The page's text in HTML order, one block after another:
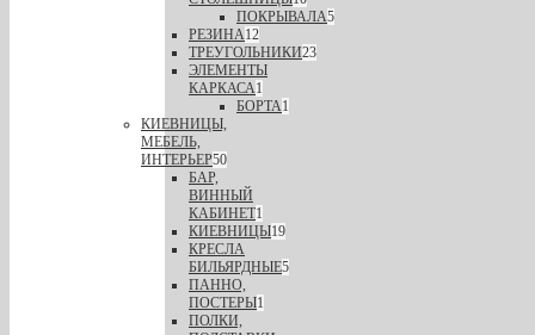
ПОКРЫВАЛА5
РЕЗИНА12
ТРЕУГОЛЬНИКИ23
ЭЛЕМЕНТЫ
КАРКАСА1
БОРТА1
КИЕВНИЦЫ,
МЕБЕЛЬ,
ИНТЕРЬЕР50
БАР,
ВИННЫЙ
КАБИНЕТ1
КИЕВНИЦЫ19
КРЕСЛА
БИЛЬЯРДНЫЕ5
ПАННО,
ПОСТЕРЫ1
ПОЛКИ,